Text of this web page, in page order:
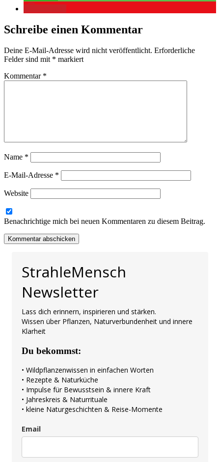
Schreibe einen Kommentar
Deine E-Mail-Adresse wird nicht veröffentlicht. Erforderliche
Felder sind mit * markiert
Kommentar *
Name *
E-Mail-Adresse *
Website
Benachrichtige mich bei neuen Kommentaren zu diesem Beitrag.
StrahleMensch
Newsletter
Lass dich erinnern, inspirieren und stärken.
Wissen über Pflanzen, Naturverbundenheit und innere
Klarheit
Du bekommst:
• Wildpflanzenwissen in einfachen Worten
• Rezepte & Naturküche
• Impulse für Bewusstsein & innere Kraft
• Jahreskreis & Naturrituale
• kleine Naturgeschichten & Reise-Momente
Email